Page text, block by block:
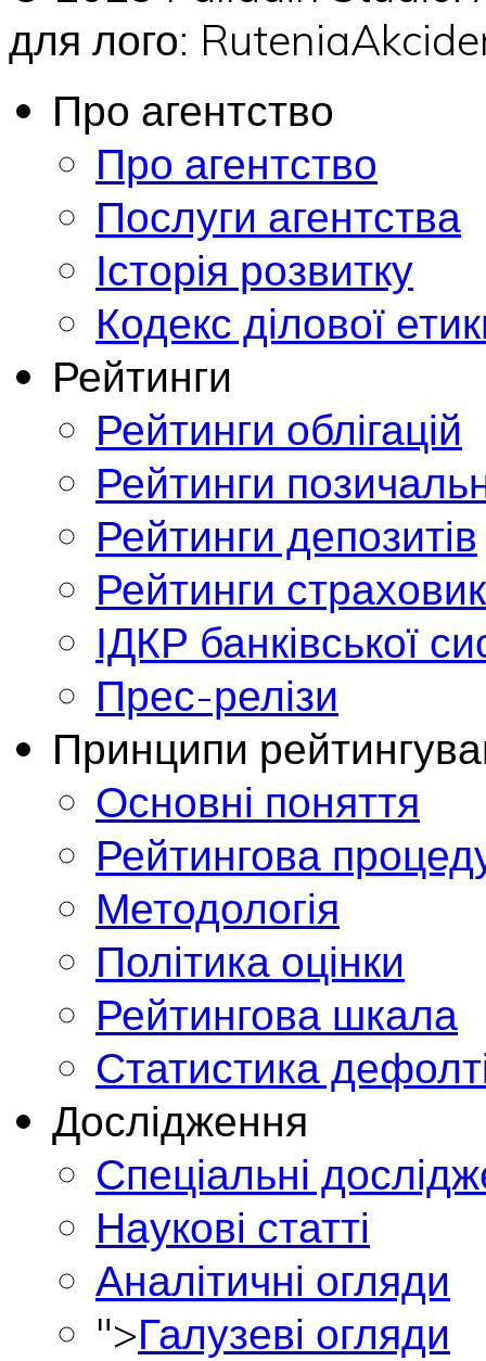
для лого:
Про агентство
Про агентство
Послуги агентства
Історія розвитку
Кодекс ділової
Рейтинги
Рейтинги облігацій
Рейтинги
Рейтинги депозитів
Рейтинги
ІДКР банківської
Прес-релізи
Принципи
Основні поняття
Рейтингова
Методологія
Політика оцінки
Рейтингова шкала
Статистика
Дослідження
Спеціальні
Наукові статті
Аналітичні огляди
">Галузеві огляди